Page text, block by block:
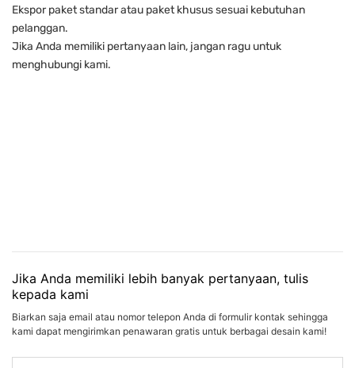
Ekspor paket standar atau paket khusus sesuai kebutuhan
pelanggan.
Jika Anda memiliki pertanyaan lain, jangan ragu untuk
menghubungi kami.
Jika Anda memiliki lebih banyak pertanyaan, tulis
kepada kami
Biarkan saja email atau nomor telepon Anda di formulir kontak sehingga
kami dapat mengirimkan penawaran gratis untuk berbagai desain kami!